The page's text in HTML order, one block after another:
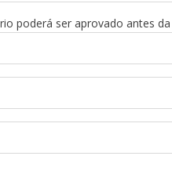
poderá ser aprovado antes